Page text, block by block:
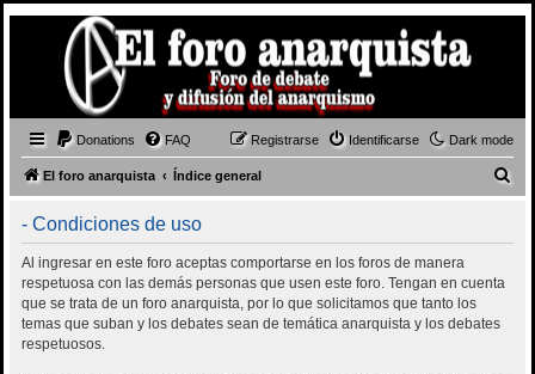
Dark mode
Donations FAQ Identificarse
Registrarse
El foro anarquista Índice general
- Condiciones de uso
Al ingresar en este foro aceptas comportarse en los foros de manera
respetuosa con las demás personas que usen este foro. Tengan en cuenta
que se trata de un foro anarquista, por lo que solicitamos que tanto los
temas que suban y los debates sean de temática anarquista y los debates
respetuosos.